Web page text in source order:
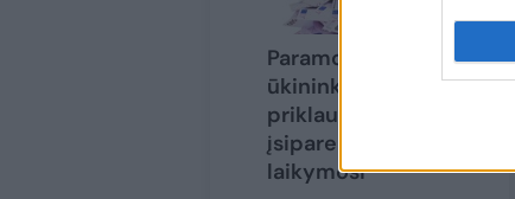
Paramos išmokėjimas
ūkininkams
priklausys nuo
įsipareigojimų
laikymosi